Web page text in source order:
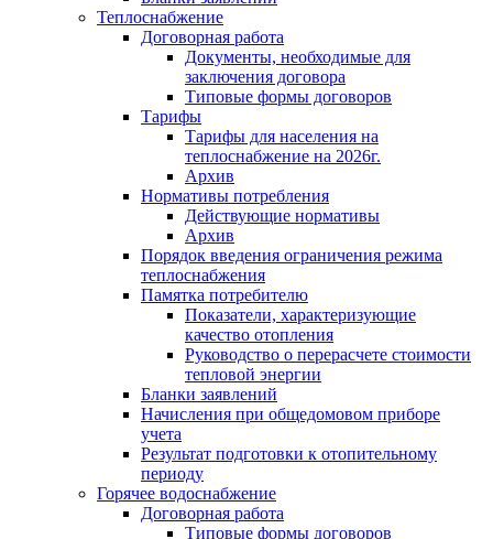
Теплоснабжение
Договорная работа
Документы, необходимые для
заключения договора
Типовые формы договоров
Тарифы
Тарифы для населения на
теплоснабжение на 2026г.
Архив
Нормативы потребления
Действующие нормативы
Архив
Порядок введения ограничения режима
теплоснабжения
Памятка потребителю
Показатели, характеризующие
качество отопления
Руководство о перерасчете стоимости
тепловой энергии
Бланки заявлений
Начисления при общедомовом приборе
учета
Результат подготовки к отопительному
периоду
Горячее водоснабжение
Договорная работа
Типовые формы договоров